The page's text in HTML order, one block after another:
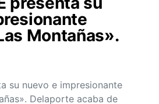
Montañas».
su nuevo e impresionante
Delaporte acaba de